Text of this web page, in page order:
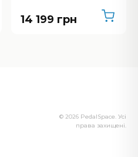
14 199 грн
© 2026 PedalSpace. Усі
права захищені.